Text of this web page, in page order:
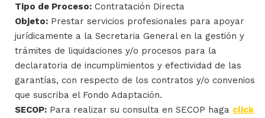
Tipo de Proceso: Contratación Directa
Objeto: Prestar servicios profesionales para apoyar
jurídicamente a la Secretaria General en la gestión y
trámites de liquidaciones y/o procesos para la
declaratoria de incumplimientos y efectividad de las
garantías, con respecto de los contratos y/o convenios
que suscriba el Fondo Adaptación.
SECOP: Para realizar su consulta en SECOP haga click